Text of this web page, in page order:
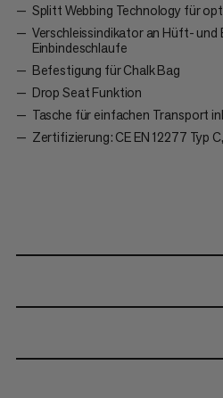
Splitt Webbing Technology für
Verschleissindikator an Hüft- und
Einbindeschlaufe
Befestigung für Chalk Bag
Drop Seat Funktion
Tasche für einfachen Transport
Zertifizierung: CE EN 12277 Typ